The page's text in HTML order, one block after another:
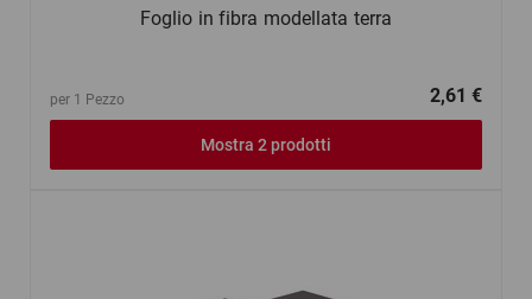
Foglio in fibra modellata terra
per 1 Pezzo 2,61 €
Mostra 2 prodotti